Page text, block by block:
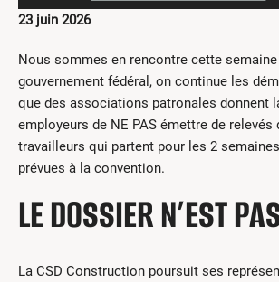
23 juin 2026
Nous sommes en rencontre cette
gouvernement fédéral, on continue les
que des associations patronales donnent
employeurs de NE PAS émettre de relevés
travailleurs qui partent pour les 2
prévues à la convention.
LE DOSSIER N’EST
La CSD Construction poursuit ses